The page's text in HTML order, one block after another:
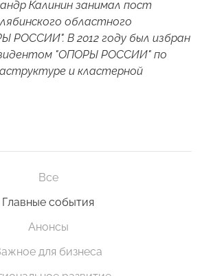
Калинин занимал пост
областного
РОССИИ". В 2012 году был избран
"ОПОРЫ РОССИИ" по
и кластерной
Все
Главные события
Анонсы
для бизнеса